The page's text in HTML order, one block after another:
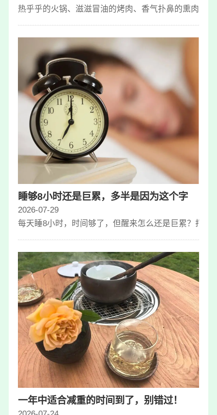
热乎乎的火锅、滋滋冒油的烤肉、香气扑鼻的熏肉
睡够8小时还是巨累，多半是因为这个字
2026-07-29
每天睡8小时，时间够了，但醒来怎么还是巨累？打
一年中适合减重的时间到了，别错过！